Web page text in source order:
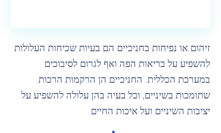
זיהום או נפיחות בחניכיים הם בעיות שכיחות העלולות
להשפיע על בריאות הפה ואף לגרום לסיבוכים
במערכת הכללית. החניכיים הן הרקמות הרכות
שתומכות בשיניים, וכל בעיה בהן עלולה להשפיע על
יציבות השיניים ועל איכות החיים.